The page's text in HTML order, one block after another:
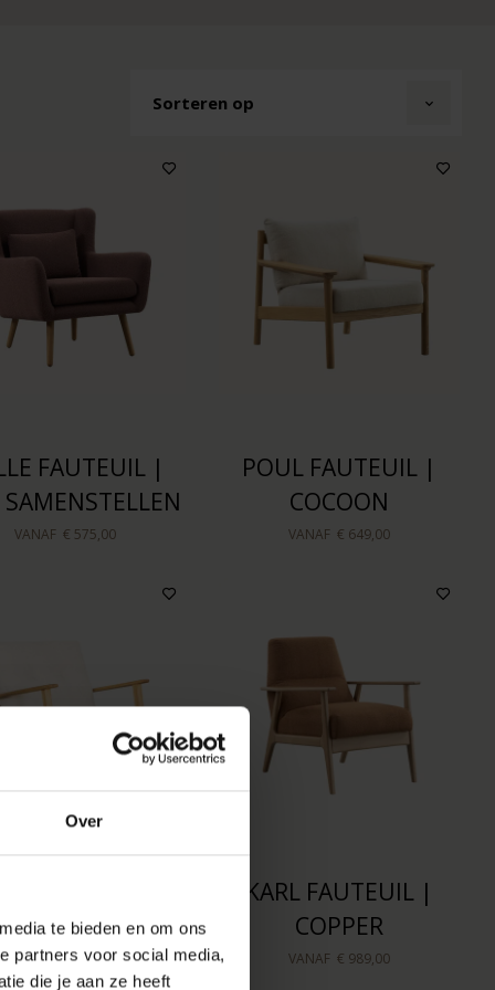
Over
te bieden en om ons
partners voor social media,
die je aan ze heeft
Sorteren op
FAUTEUIL |
SAMENSTELLEN
VANAF € 575,00
POUL FAUTEUIL |
COCOON
VANAF € 649,00
CREAM
VANAF€ 599,00
KARL FAUTEUIL |
COPPER
VANAF € 989,00